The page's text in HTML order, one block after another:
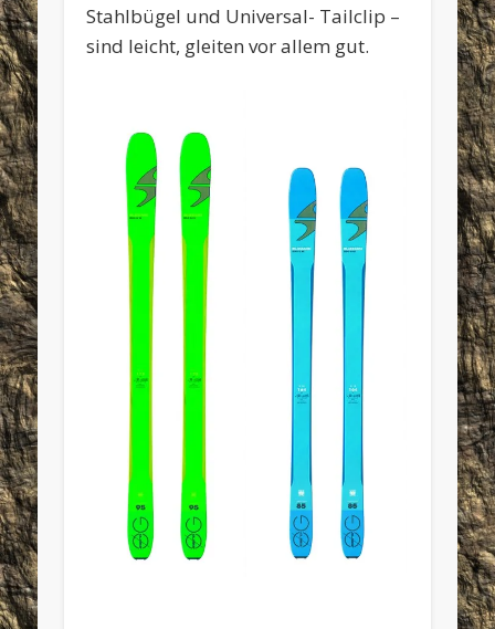
Stahlbügel und Universal- Tailclip –
sind leicht, gleiten vor allem gut.